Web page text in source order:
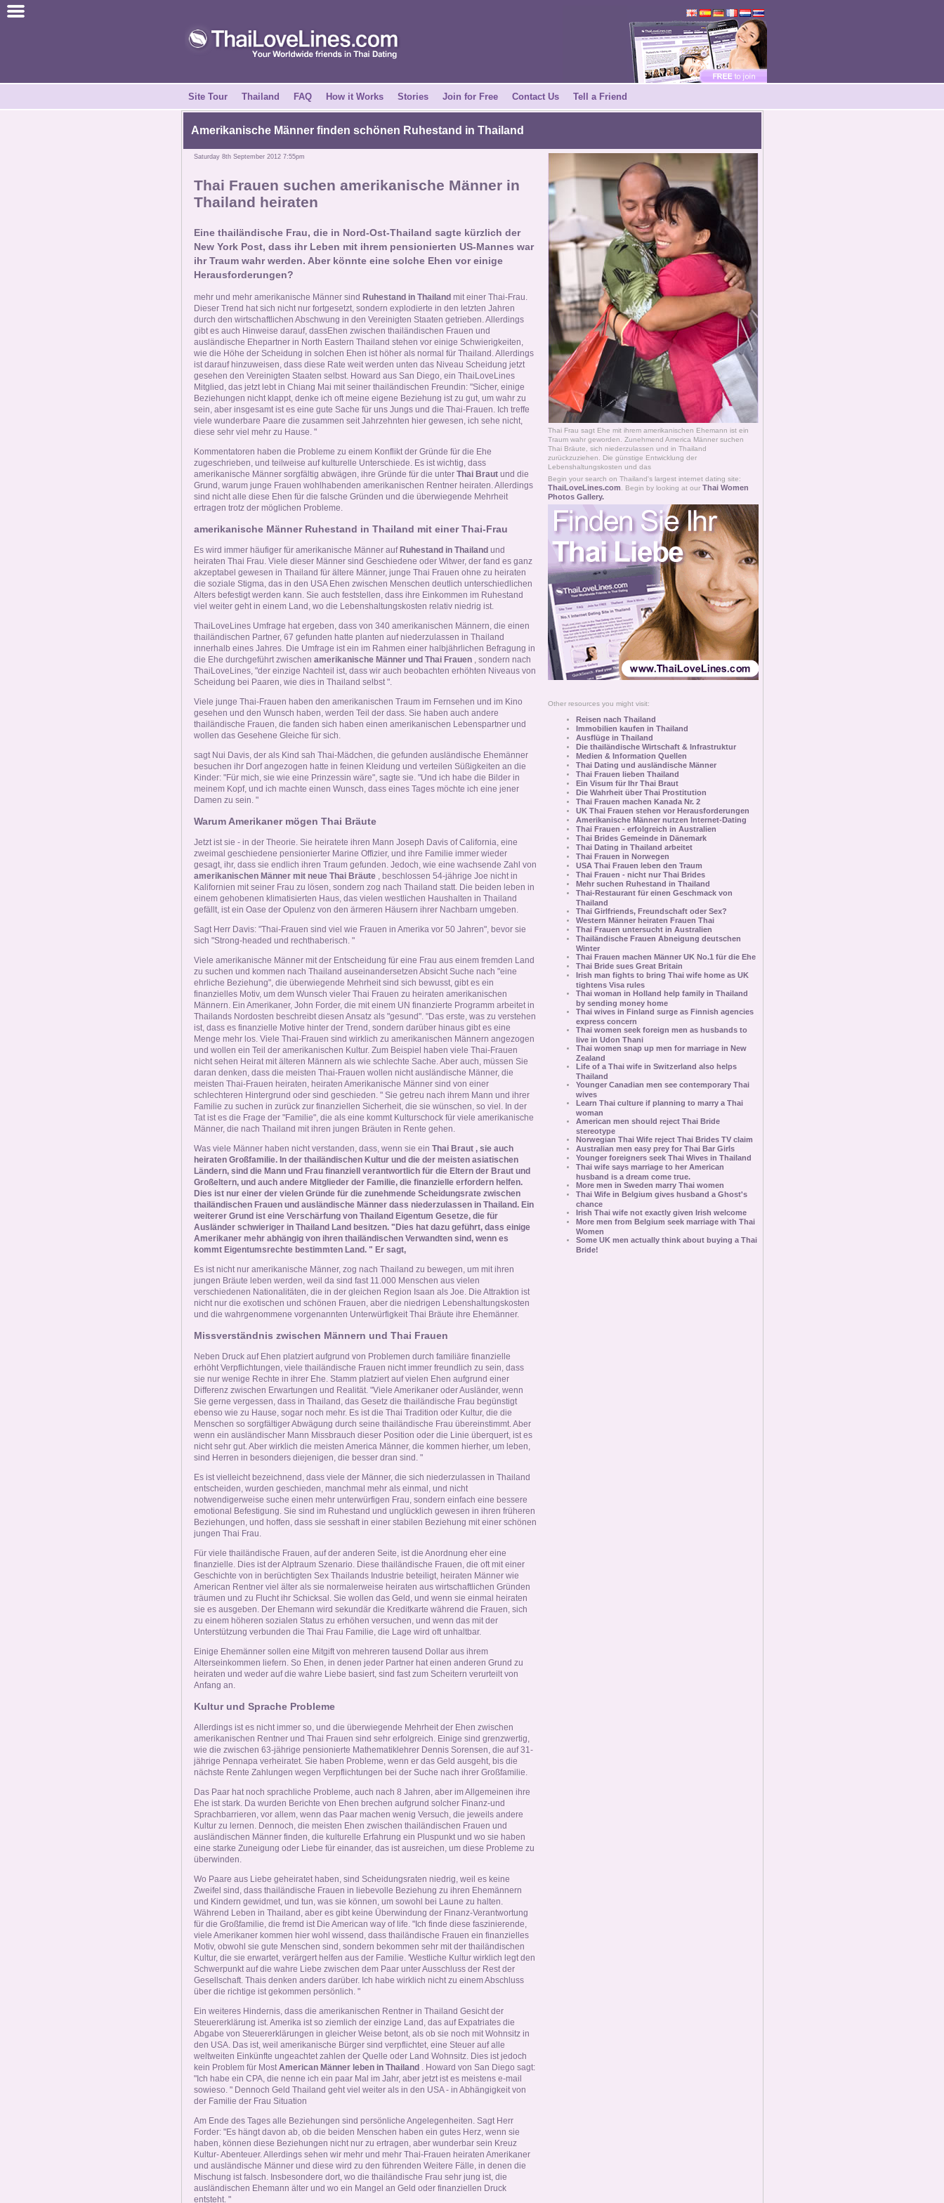
Join for Free
Site Tour Thailand FAQ How it Works Stories Join for Free Contact Us Tell a Friend
Amerikanische Männer finden schönen Ruhestand in Thailand
Saturday 8th September 2012 7:55pm
Thai Frauen suchen amerikanische Männer in
Thailand heiraten
Eine thailändische Frau, die in Nord-Ost-Thailand sagte kürzlich der
New York Post, dass ihr Leben mit ihrem pensionierten US-Mannes war
ihr Traum wahr werden. Aber könnte eine solche Ehen vor einige
Herausforderungen?
mehr und mehr amerikanische Männer sind Ruhestand in Thailand mit einer Thai-Frau.
Dieser Trend hat sich nicht nur fortgesetzt, sondern explodierte in den letzten Jahren
durch den wirtschaftlichen Abschwung in den Vereinigten Staaten getrieben. Allerdings
gibt es auch Hinweise darauf, dassEhen zwischen thailändischen Frauen und
ausländische Ehepartner in North Eastern Thailand stehen vor einige Schwierigkeiten,
wie die Höhe der Scheidung in solchen Ehen ist höher als normal für Thailand. Allerdings
ist darauf hinzuweisen, dass diese Rate weit werden unten das Niveau Scheidung jetzt
gesehen den Vereinigten Staaten selbst. Howard aus San Diego, ein ThaiLoveLines
Mitglied, das jetzt lebt in Chiang Mai mit seiner thailändischen Freundin: "Sicher, einige
Beziehungen nicht klappt, denke ich oft meine eigene Beziehung ist zu gut, um wahr zu
sein, aber insgesamt ist es eine gute Sache für uns Jungs und die Thai-Frauen. Ich treffe
viele wunderbare Paare die zusammen seit Jahrzehnten hier gewesen, ich sehe nicht,
diese sehr viel mehr zu Hause. "
Kommentatoren haben die Probleme zu einem Konflikt der Gründe für die Ehe
zugeschrieben, und teilweise auf kulturelle Unterschiede. Es ist wichtig, dass
amerikanische Männer sorgfältig abwägen, ihre Gründe für die unter Thai Braut und die
Grund, warum junge Frauen wohlhabenden amerikanischen Rentner heiraten. Allerdings
sind nicht alle diese Ehen für die falsche Gründen und die überwiegende Mehrheit
ertragen trotz der möglichen Probleme.
amerikanische Männer Ruhestand in Thailand mit einer Thai-Frau
Es wird immer häufiger für amerikanische Männer auf Ruhestand in Thailand und
heiraten Thai Frau. Viele dieser Männer sind Geschiedene oder Witwer, der fand es ganz
akzeptabel gewesen in Thailand für ältere Männer, junge Thai Frauen ohne zu heiraten
die soziale Stigma, das in den USA Ehen zwischen Menschen deutlich unterschiedlichen
Alters befestigt werden kann. Sie auch feststellen, dass ihre Einkommen im Ruhestand
viel weiter geht in einem Land, wo die Lebenshaltungskosten relativ niedrig ist.
ThaiLoveLines Umfrage hat ergeben, dass von 340 amerikanischen Männern, die einen
thailändischen Partner, 67 gefunden hatte planten auf niederzulassen in Thailand
innerhalb eines Jahres. Die Umfrage ist ein im Rahmen einer halbjährlichen Befragung in
die Ehe durchgeführt zwischen amerikanische Männer und Thai Frauen , sondern nach
ThaiLoveLines, "der einzige Nachteil ist, dass wir auch beobachten erhöhten Niveaus von
Scheidung bei Paaren, wie dies in Thailand selbst ".
Viele junge Thai-Frauen haben den amerikanischen Traum im Fernsehen und im Kino
gesehen und den Wunsch haben, werden Teil der dass. Sie haben auch andere
thailändische Frauen, die fanden sich haben einen amerikanischen Lebenspartner und
wollen das Gesehene Gleiche für sich.
sagt Nui Davis, der als Kind sah Thai-Mädchen, die gefunden ausländische Ehemänner
besuchen ihr Dorf angezogen hatte in feinen Kleidung und verteilen Süßigkeiten an die
Kinder: "Für mich, sie wie eine Prinzessin wäre", sagte sie. "Und ich habe die Bilder in
meinem Kopf, und ich machte einen Wunsch, dass eines Tages möchte ich eine jener
Damen zu sein. "
Warum Amerikaner mögen Thai Bräute
Jetzt ist sie - in der Theorie. Sie heiratete ihren Mann Joseph Davis of California, eine
zweimal geschiedene pensionierter Marine Offizier, und ihre Familie immer wieder
gesagt, ihr, dass sie endlich ihren Traum gefunden. Jedoch, wie eine wachsende Zahl von
amerikanischen Männer mit neue Thai Bräute , beschlossen 54-jährige Joe nicht in
Kalifornien mit seiner Frau zu lösen, sondern zog nach Thailand statt. Die beiden leben in
einem gehobenen klimatisierten Haus, das vielen westlichen Haushalten in Thailand
gefällt, ist ein Oase der Opulenz von den ärmeren Häusern ihrer Nachbarn umgeben.
Sagt Herr Davis: "Thai-Frauen sind viel wie Frauen in Amerika vor 50 Jahren", bevor sie
sich "Strong-headed und rechthaberisch. "
Viele amerikanische Männer mit der Entscheidung für eine Frau aus einem fremden Land
zu suchen und kommen nach Thailand auseinandersetzen Absicht Suche nach "eine
ehrliche Beziehung", die überwiegende Mehrheit sind sich bewusst, gibt es ein
finanzielles Motiv, um dem Wunsch vieler Thai Frauen zu heiraten amerikanischen
Männern. Ein Amerikaner, John Forder, die mit einem UN finanzierte Programm arbeitet in
Thailands Nordosten beschreibt diesen Ansatz als "gesund". "Das erste, was zu verstehen
ist, dass es finanzielle Motive hinter der Trend, sondern darüber hinaus gibt es eine
Menge mehr los. Viele Thai-Frauen sind wirklich zu amerikanischen Männern angezogen
und wollen ein Teil der amerikanischen Kultur. Zum Beispiel haben viele Thai-Frauen
nicht sehen Heirat mit älteren Männern als wie schlechte Sache. Aber auch, müssen Sie
daran denken, dass die meisten Thai-Frauen wollen nicht ausländische Männer, die
meisten Thai-Frauen heiraten, heiraten Amerikanische Männer sind von einer
schlechteren Hintergrund oder sind geschieden. " Sie getreu nach ihrem Mann und ihrer
Familie zu suchen in zurück zur finanziellen Sicherheit, die sie wünschen, so viel. In der
Tat ist es die Frage der "Familie", die als eine kommt Kulturschock für viele amerikanische
Männer, die nach Thailand mit ihren jungen Bräuten in Rente gehen.
Was viele Männer haben nicht verstanden, dass, wenn sie ein Thai Braut , sie auch
heiraten Großfamilie. In der thailändischen Kultur und die der meisten asiatischen
Ländern, sind die Mann und Frau finanziell verantwortlich für die Eltern der Braut und
Großeltern, und auch andere Mitglieder der Familie, die finanzielle erfordern helfen.
Dies ist nur einer der vielen Gründe für die zunehmende Scheidungsrate zwischen
thailändischen Frauen und ausländische Männer dass niederzulassen in Thailand. Ein
weiterer Grund ist eine Verschärfung von Thailand Eigentum Gesetze, die für
Ausländer schwieriger in Thailand Land besitzen. "Dies hat dazu geführt, dass einige
Amerikaner mehr abhängig von ihren thailändischen Verwandten sind, wenn es
kommt Eigentumsrechte bestimmten Land. " Er sagt,
Es ist nicht nur amerikanische Männer, zog nach Thailand zu bewegen, um mit ihren
jungen Bräute leben werden, weil da sind fast 11.000 Menschen aus vielen
verschiedenen Nationalitäten, die in der gleichen Region Isaan als Joe. Die Attraktion ist
nicht nur die exotischen und schönen Frauen, aber die niedrigen Lebenshaltungskosten
und die wahrgenommene vorgenannten Unterwürfigkeit Thai Bräute ihre Ehemänner.
Missverständnis zwischen Männern und Thai Frauen
Neben Druck auf Ehen platziert aufgrund von Problemen durch familiäre finanzielle
erhöht Verpflichtungen, viele thailändische Frauen nicht immer freundlich zu sein, dass
sie nur wenige Rechte in ihrer Ehe. Stamm platziert auf vielen Ehen aufgrund einer
Differenz zwischen Erwartungen und Realität. "Viele Amerikaner oder Ausländer, wenn
Sie gerne vergessen, dass in Thailand, das Gesetz die thailändische Frau begünstigt
ebenso wie zu Hause, sogar noch mehr. Es ist die Thai Tradition oder Kultur, die die
Menschen so sorgfältiger Abwägung durch seine thailändische Frau übereinstimmt. Aber
wenn ein ausländischer Mann Missbrauch dieser Position oder die Linie überquert, ist es
nicht sehr gut. Aber wirklich die meisten America Männer, die kommen hierher, um leben,
sind Herren in besonders diejenigen, die besser dran sind. "
Es ist vielleicht bezeichnend, dass viele der Männer, die sich niederzulassen in Thailand
entscheiden, wurden geschieden, manchmal mehr als einmal, und nicht
notwendigerweise suche einen mehr unterwürfigen Frau, sondern einfach eine bessere
emotional Befestigung. Sie sind im Ruhestand und unglücklich gewesen in ihren früheren
Beziehungen, und hoffen, dass sie sesshaft in einer stabilen Beziehung mit einer schönen
jungen Thai Frau.
Für viele thailändische Frauen, auf der anderen Seite, ist die Anordnung eher eine
finanzielle. Dies ist der Alptraum Szenario. Diese thailändische Frauen, die oft mit einer
Geschichte von in berüchtigten Sex Thailands Industrie beteiligt, heiraten Männer wie
American Rentner viel älter als sie normalerweise heiraten aus wirtschaftlichen Gründen
träumen und zu Flucht ihr Schicksal. Sie wollen das Geld, und wenn sie einmal heiraten
sie es ausgeben. Der Ehemann wird sekundär die Kreditkarte während die Frauen, sich
zu einem höheren sozialen Status zu erhöhen versuchen, und wenn das mit der
Unterstützung verbunden die Thai Frau Familie, die Lage wird oft unhaltbar.
Einige Ehemänner sollen eine Mitgift von mehreren tausend Dollar aus ihrem
Alterseinkommen liefern. So Ehen, in denen jeder Partner hat einen anderen Grund zu
heiraten und weder auf die wahre Liebe basiert, sind fast zum Scheitern verurteilt von
Anfang an.
Kultur und Sprache Probleme
Allerdings ist es nicht immer so, und die überwiegende Mehrheit der Ehen zwischen
amerikanischen Rentner und Thai Frauen sind sehr erfolgreich. Einige sind grenzwertig,
wie die zwischen 63-jährige pensionierte Mathematiklehrer Dennis Sorensen, die auf 31-
jährige Pennapa verheiratet. Sie haben Probleme, wenn er das Geld ausgeht, bis die
nächste Rente Zahlungen wegen Verpflichtungen bei der Suche nach ihrer Großfamilie.
Das Paar hat noch sprachliche Probleme, auch nach 8 Jahren, aber im Allgemeinen ihre
Ehe ist stark. Da wurden Berichte von Ehen brechen aufgrund solcher Finanz-und
Sprachbarrieren, vor allem, wenn das Paar machen wenig Versuch, die jeweils andere
Kultur zu lernen. Dennoch, die meisten Ehen zwischen thailändischen Frauen und
ausländischen Männer finden, die kulturelle Erfahrung ein Pluspunkt und wo sie haben
eine starke Zuneigung oder Liebe für einander, das ist ausreichen, um diese Probleme zu
überwinden.
Wo Paare aus Liebe geheiratet haben, sind Scheidungsraten niedrig, weil es keine
Zweifel sind, dass thailändische Frauen in liebevolle Beziehung zu ihren Ehemännern
und Kindern gewidmet, und tun, was sie können, um sowohl bei Laune zu halten.
Während Leben in Thailand, aber es gibt keine Überwindung der Finanz-Verantwortung
für die Großfamilie, die fremd ist Die American way of life. "Ich finde diese faszinierende,
viele Amerikaner kommen hier wohl wissend, dass thailändische Frauen ein finanzielles
Motiv, obwohl sie gute Menschen sind, sondern bekommen sehr mit der thailändischen
Kultur, die sie erwartet, verärgert helfen aus der Familie. 'Westliche Kultur wirklich legt den
Schwerpunkt auf die wahre Liebe zwischen dem Paar unter Ausschluss der Rest der
Gesellschaft. Thais denken anders darüber. Ich habe wirklich nicht zu einem Abschluss
über die richtige ist gekommen persönlich. "
Ein weiteres Hindernis, dass die amerikanischen Rentner in Thailand Gesicht der
Steuererklärung ist. Amerika ist so ziemlich der einzige Land, das auf Expatriates die
Abgabe von Steuererklärungen in gleicher Weise betont, als ob sie noch mit Wohnsitz in
den USA. Das ist, weil amerikanische Bürger sind verpflichtet, eine Steuer auf alle
weltweiten Einkünfte ungeachtet zahlen der Quelle oder Land Wohnsitz. Dies ist jedoch
kein Problem für MostAmerican Männer leben in Thailand . Howard von San Diego sagt:
"Ich habe ein CPA, die nenne ich ein paar Mal im Jahr, aber jetzt ist es meistens e-mail
sowieso. " Dennoch Geld Thailand geht viel weiter als in den USA - in Abhängigkeit von
der Familie der Frau Situation
Am Ende des Tages alle Beziehungen sind persönliche Angelegenheiten. Sagt Herr
Forder: "Es hängt davon ab, ob die beiden Menschen haben ein gutes Herz, wenn sie
haben, können diese Beziehungen nicht nur zu ertragen, aber wunderbar sein Kreuz
Kultur- Abenteuer. Allerdings sehen wir mehr und mehr Thai-Frauen heiraten Amerikaner
und ausländische Männer und diese wird zu den führenden Weitere Fälle, in denen die
Mischung ist falsch. Insbesondere dort, wo die thailändische Frau sehr jung ist, die
ausländischen Ehemann älter und wo ein Mangel an Geld oder finanziellen Druck
entsteht. "
Thai Frau sagt Ehe mit ihrem amerikanischen Ehemann ist ein
Traum wahr geworden. Zunehmend America Männer suchen
Thai Bräute, sich niederzulassen und in Thailand
zurückzuziehen. Die günstige Entwicklung der
Lebenshaltungskosten und das
Begin your search on Thailand's largest internet dating site:
ThaiLoveLines.com . Begin by looking at our Thai Women
Photos Gallery.
Other resources you might visit:
Reisen nach Thailand
Immobilien kaufen in Thailand
Ausflüge in Thailand
Die thailändische Wirtschaft & Infrastruktur
Medien & Information Quellen
Thai Dating und ausländische Männer
Thai Frauen lieben Thailand
Ein Visum für Ihr Thai Braut
Die Wahrheit über Thai Prostitution
Thai Frauen machen Kanada Nr. 2
UK Thai Frauen stehen vor Herausforderungen
Amerikanische Männer nutzen Internet-Dating
Thai Frauen - erfolgreich in Australien
Thai Brides Gemeinde in Dänemark
Thai Dating in Thailand arbeitet
Thai Frauen in Norwegen
USA Thai Frauen leben den Traum
Thai Frauen - nicht nur Thai Brides
Mehr suchen Ruhestand in Thailand
Thai-Restaurant für einen Geschmack von
Thailand
Thai Girlfriends, Freundschaft oder Sex?
Western Männer heiraten Frauen Thai
Thai Frauen untersucht in Australien
Thailändische Frauen Abneigung deutschen
Winter
Thai Frauen machen Männer UK No.1 für die Ehe
Thai Bride sues Great Britain
Irish man fights to bring Thai wife home as UK
tightens Visa rules
Thai woman in Holland help family in Thailand
by sending money home
Thai wives in Finland surge as Finnish agencies
express concern
Thai women seek foreign men as husbands to
live in Udon Thani
Thai women snap up men for marriage in New
Zealand
Life of a Thai wife in Switzerland also helps
Thailand
Younger Canadian men see contemporary Thai
wives
Learn Thai culture if planning to marry a Thai
woman
American men should reject Thai Bride
stereotype
Norwegian Thai Wife reject Thai Brides TV claim
Australian men easy prey for Thai Bar Girls
Younger foreigners seek Thai Wives in Thailand
Thai wife says marriage to her American
husband is a dream come true.
More men in Sweden marry Thai women
Thai Wife in Belgium gives husband a Ghost's
chance
Irish Thai wife not exactly given Irish welcome
More men from Belgium seek marriage with Thai
Women
Some UK men actually think about buying a Thai
Bride!